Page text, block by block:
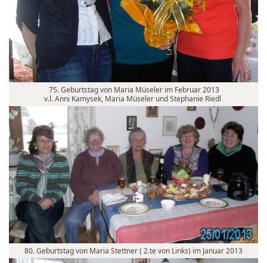
75. Geburtstag von Maria Müseler im Februar 2013
v.l. Anni Kamysek, Maria Müseler und Stephanie Riedl
80. Geburtstag von Maria Stettner ( 2.te von Links) im Januar 2013